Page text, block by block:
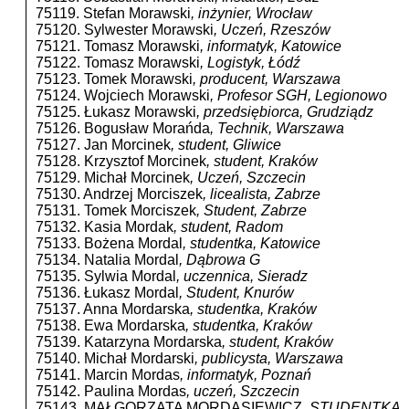
75119. Stefan Morawski, inżynier, Wrocław
75120. Sylwester Morawski, Uczeń, Rzeszów
75121. Tomasz Morawski, informatyk, Katowice
75122. Tomasz Morawski, Logistyk, Łódź
75123. Tomek Morawski, producent, Warszawa
75124. Wojciech Morawski, Profesor SGH, Legionowo
75125. Łukasz Morawski, przedsiębiorca, Grudziądz
75126. Bogusław Morańda, Technik, Warszawa
75127. Jan Morcinek, student, Gliwice
75128. Krzysztof Morcinek, student, Kraków
75129. Michał Morcinek, Uczeń, Szczecin
75130. Andrzej Morciszek, licealista, Zabrze
75131. Tomek Morciszek, Student, Zabrze
75132. Kasia Mordak, student, Radom
75133. Bożena Mordal , studentka, Katowice
75134. Natalia Mordal , Dąbrowa G
75135. Sylwia Mordal , uczennica, Sieradz
75136. Łukasz Mordal , Student, Knurów
75137. Anna Mordarska, studentka, Kraków
75138. Ewa Mordarska, studentka, Kraków
75139. Katarzyna Mordarska, student, Kraków
75140. Michał Mordarski, publicysta, Warszawa
75141. Marcin Mordas, informatyk, Poznań
75142. Paulina Mordas, uczeń, Szczecin